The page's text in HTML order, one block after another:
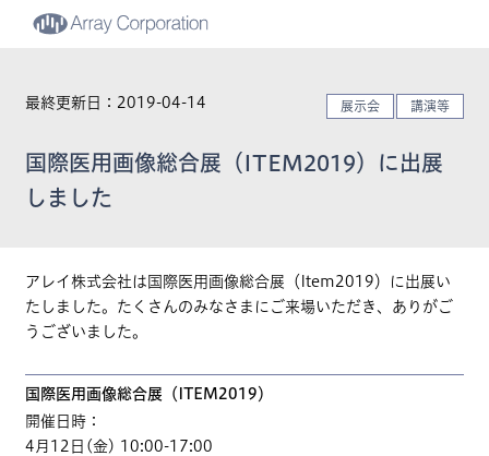
最終更新日：2019-04-14 展示会 講演等
国際医用画像総合展（ITEM2019）に出展
しました
アレイ株式会社は国際医用画像総合展（Item2019）に出展い
たしました。たくさんのみなさまにご来場いただき、ありがご
うございました。
国際医用画像総合展（ITEM2019）
開催日時：
4月12日(金) 10:00-17:00